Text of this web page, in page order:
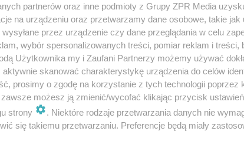
partnerów oraz inne podmioty z Grupy ZPR Media
na urządzeniu oraz przetwarzamy dane osobowe, takie jak
przez urządzenie czy dane przeglądania w celu
wybór spersonalizowanych treści, pomiar reklam i treści,
Użytkownika my i Zaufani Partnerzy możemy używać
skanować charakterystykę urządzenia do celów
prosimy o zgodę na korzystanie z tych technologii poprzez
zawsze możesz ją zmienić/wycofać klikając przycisk
strony
. Niektóre rodzaje przetwarzania danych nie
się takiemu przetwarzaniu. Preferencje będą miały